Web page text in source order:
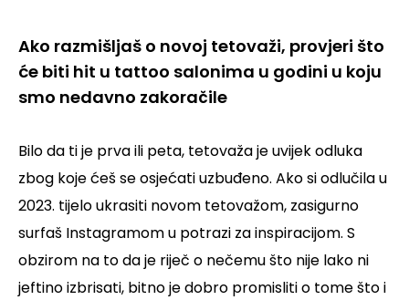
Ako razmišljaš o novoj tetovaži, provjeri što
će biti hit u tattoo salonima u godini u koju
smo nedavno zakoračile
Bilo da ti je prva ili peta, tetovaža je uvijek odluka
zbog koje ćeš se osjećati uzbuđeno. Ako si odlučila u
2023. tijelo ukrasiti novom tetovažom, zasigurno
surfaš Instagramom u potrazi za inspiracijom. S
obzirom na to da je riječ o nečemu što nije lako ni
jeftino izbrisati, bitno je dobro promisliti o tome što i